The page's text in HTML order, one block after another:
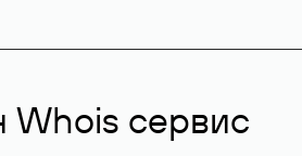
Whois сервис